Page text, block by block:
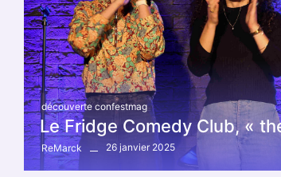
découverte confestmag
Le Fridge Comedy Club, «
ReMarck 26 janvier 2025